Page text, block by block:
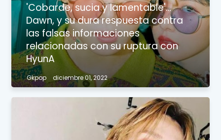
'Cobarde, sucia y lamentable'...
Dawn, y su dura respuesta contra
las falsas informaciones
relacionadas con su ruptura con
HyunA
Gkpop diciembre 01, 2022